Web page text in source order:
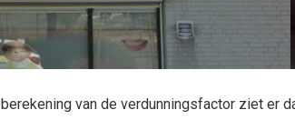
van de verdunningsfactor ziet er